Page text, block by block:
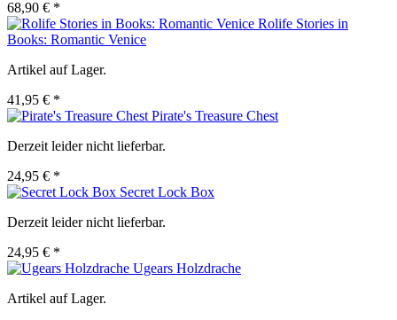
68,90 € *
Rolife Stories in
Books: Romantic Venice
Artikel auf Lager.
41,95 € *
Pirate's Treasure Chest
Derzeit leider nicht lieferbar.
24,95 € *
Secret Lock Box
Derzeit leider nicht lieferbar.
24,95 € *
Ugears Holzdrache
Artikel auf Lager.